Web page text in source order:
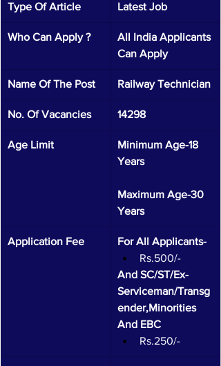
Type Of Article Latest Job
Who Can Apply ?
All India Applicants
Can Apply
Name Of The Post Railway Technician
No. Of Vacancies 14298
Age Limit
Minimum Age-18
Years
Maximum Age-30
Years
Application Fee
For All Applicants-
Rs.500/-
And SC/ST/Ex-
Serviceman/Transg
ender,Minorities
And EBC
Rs.250/-